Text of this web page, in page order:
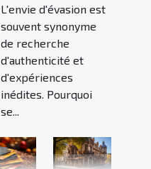
L'envie d'évasion est
souvent synonyme
de recherche
d'authenticité et
d'expériences
inédites. Pourquoi
se...